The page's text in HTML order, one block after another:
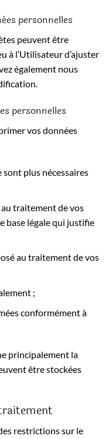
personnelles
peuvent être
à l’Utilisateur d’ajuster
également nous
personnelles
vos données
plus nécessaires
traitement de vos
base légale qui justifie
au traitement de vos
;
conformément à
principalement la
être stockées
restrictions sur le